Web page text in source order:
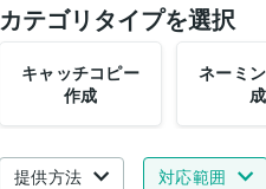
カテゴリタイプを選択
キャッチコピー
作成
ネーミ
成
提供方法 対応範囲